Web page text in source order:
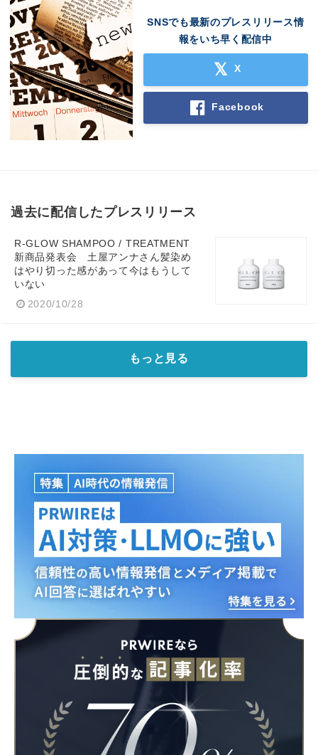
SNSでも最新のプレスリリース情
報をいち早く配信中
X
Facebook
過去に配信したプレスリリース
R-GLOW SHAMPOO / TREATMENT
新商品発表会 土屋アンナさん髪染め
はやり切った感があって今はもうして
いない
2020/10/28
もっと見る